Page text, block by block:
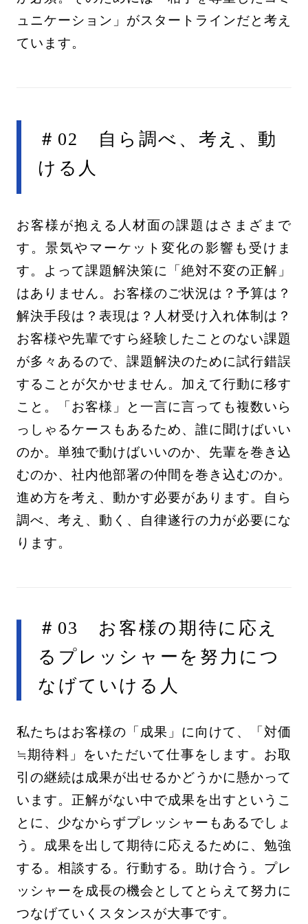
ュニケーション」がスタートラインだと考え
ています。
＃02 自ら調べ、考え、動
ける人
お客様が抱える人材面の課題はさまざまで
す。景気やマーケット変化の影響も受けま
す。よって課題解決策に「絶対不変の正解」
はありません。お客様のご状況は？予算は？
解決手段は？表現は？人材受け入れ体制は？
お客様や先輩ですら経験したことのない課題
が多々あるので、課題解決のために試行錯誤
することが欠かせません。加えて行動に移す
こと。「お客様」と一言に言っても複数いら
っしゃるケースもあるため、誰に聞けばいい
のか。単独で動けばいいのか、先輩を巻き込
むのか、社内他部署の仲間を巻き込むのか。
進め方を考え、動かす必要があります。自ら
調べ、考え、動く、自律遂行の力が必要にな
ります。
＃03 お客様の期待に応え
るプレッシャーを努力につ
なげていける人
私たちはお客様の「成果」に向けて、「対価
≒期待料」をいただいて仕事をします。お取
引の継続は成果が出せるかどうかに懸かって
います。正解がない中で成果を出すというこ
とに、少なからずプレッシャーもあるでしょ
う。成果を出して期待に応えるために、勉強
する。相談する。行動する。助け合う。プレ
ッシャーを成長の機会としてとらえて努力に
つなげていくスタンスが大事です。